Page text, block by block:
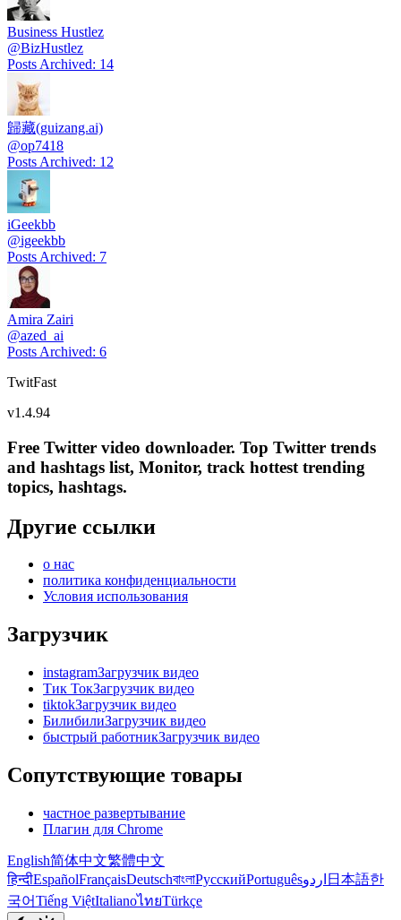
Business Hustlez
@BizHustlez
Posts Archived: 14
歸藏(guizang.ai)
@op7418
Posts Archived: 12
iGeekbb
@igeekbb
Posts Archived: 7
Amira Zairi
@azed_ai
Posts Archived: 6
TwitFast
v1.4.94
Free Twitter video downloader. Top Twitter trends
and hashtags list, Monitor, track hottest trending
topics, hashtags.
Другие ссылки
о нас
политика конфиденциальности
Условия использования
Загрузчик
instagramЗагрузчик видео
Тик ТокЗагрузчик видео
tiktokЗагрузчик видео
БилибилиЗагрузчик видео
быстрый работникЗагрузчик видео
Сопутствующие товары
частное развертывание
Плагин для Chrome
English简体中文繁體中文
हिन्दीEspañolFrançaisDeutschবাংলাРусскийPortuguêsاردو 日本語한
국어Tiếng ViệtItalianoไทยTürkçe